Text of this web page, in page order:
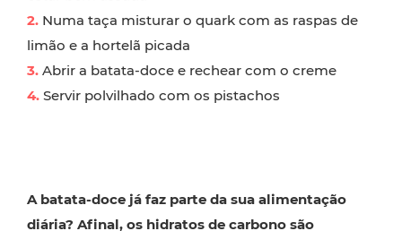
2. Numa taça misturar o quark com as raspas de
limão e a hortelã picada
3. Abrir a batata-doce e rechear com o creme
4. Servir polvilhado com os pistachos
A batata-doce já faz parte da sua alimentação
diária? Afinal, os hidratos de carbono são